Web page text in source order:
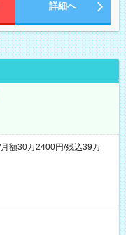
詳細へ
額30万2400円/残込39万